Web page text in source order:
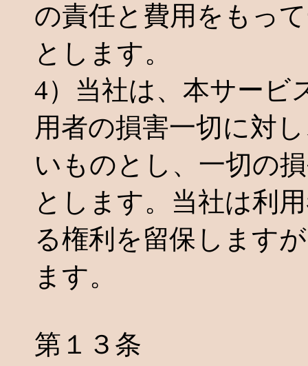
の責任と費用をもっ
とします。
4）当社は、本サービ
用者の損害一切に対
いものとし、一切の
とします。当社は利
る権利を留保します
ます。
第１３条